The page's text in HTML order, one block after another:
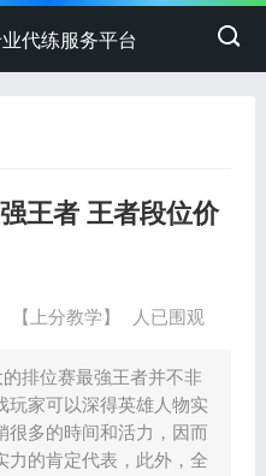
代练服务平台
王者 王者段位价
【上分教学】 人已围观
排位赛最強王者并不非
玩家可以深得英雄人物实
很多的時间和活力，因而
力的肯定代表，此外，全